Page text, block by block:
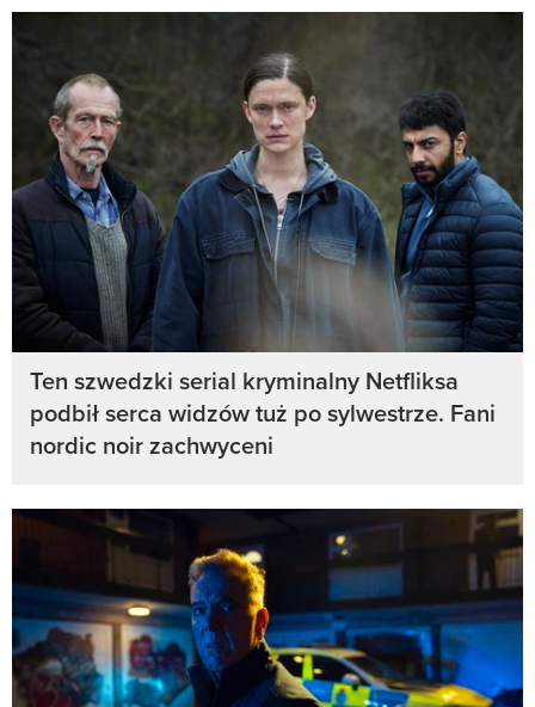
Ten szwedzki serial kryminalny Netfliksa
podbił serca widzów tuż po sylwestrze. Fani
nordic noir zachwyceni